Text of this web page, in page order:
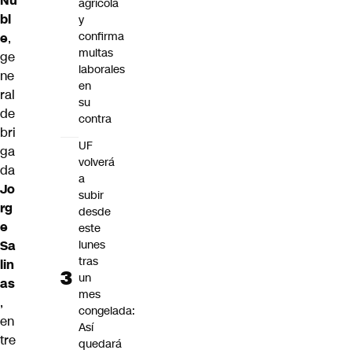
bl
e,
ge
ne
ral
de
bri
ga
da
Jo
rg
e
Sa
lin
as
,
en
tre
agrícola
y
confirma
multas
laborales
en
su
contra
UF
volverá
a
subir
desde
este
lunes
tras
un
mes
congelada:
Así
quedará